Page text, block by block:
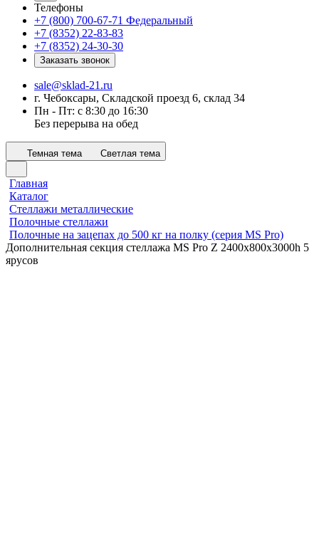
Телефоны
+7 (800) 700-67-71 Федеральный
+7 (8352) 22-83-83
+7 (8352) 24-30-30
Заказать звонок
sale@sklad-21.ru
г. Чебоксары, Складской проезд 6, склад 34
Пн - Пт: с 8:30 до 16:30
Без перерыва на обед
Темная тема Светлая тема
Главная
Каталог
Стеллажи металлические
Полочные стеллажи
Полочные на зацепах до 500 кг на полку (серия MS Pro)
Дополнительная секция стеллажа MS Pro Z 2400x800х3000h 5
ярусов